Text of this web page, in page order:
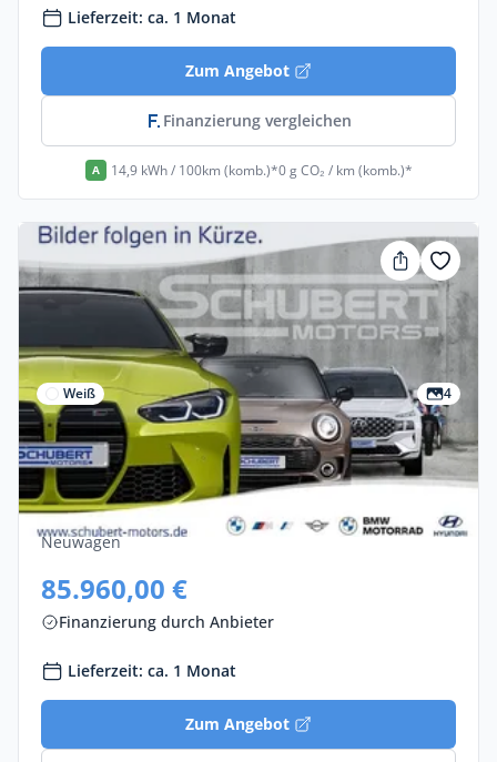
Lieferzeit: ca. 1 Monat
Zum Angebot
Finanzierung vergleichen
A 14,9 kWh / 100km (komb.)*0 g CO₂ / km (komb.)*
Weiß 4
Privat & Gewerbe
Bmw I4-m50 M60 XDrive 5dr
Elektro •Automatik •
601 PS (442 kW)
Neuwagen
85.960,00 €
Finanzierung durch Anbieter
Lieferzeit: ca. 1 Monat
Zum Angebot